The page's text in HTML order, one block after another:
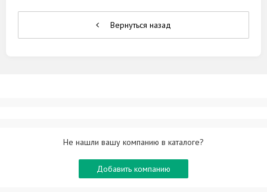
Вернуться назад
Не нашли вашу компанию в каталоге?
Добавить компанию